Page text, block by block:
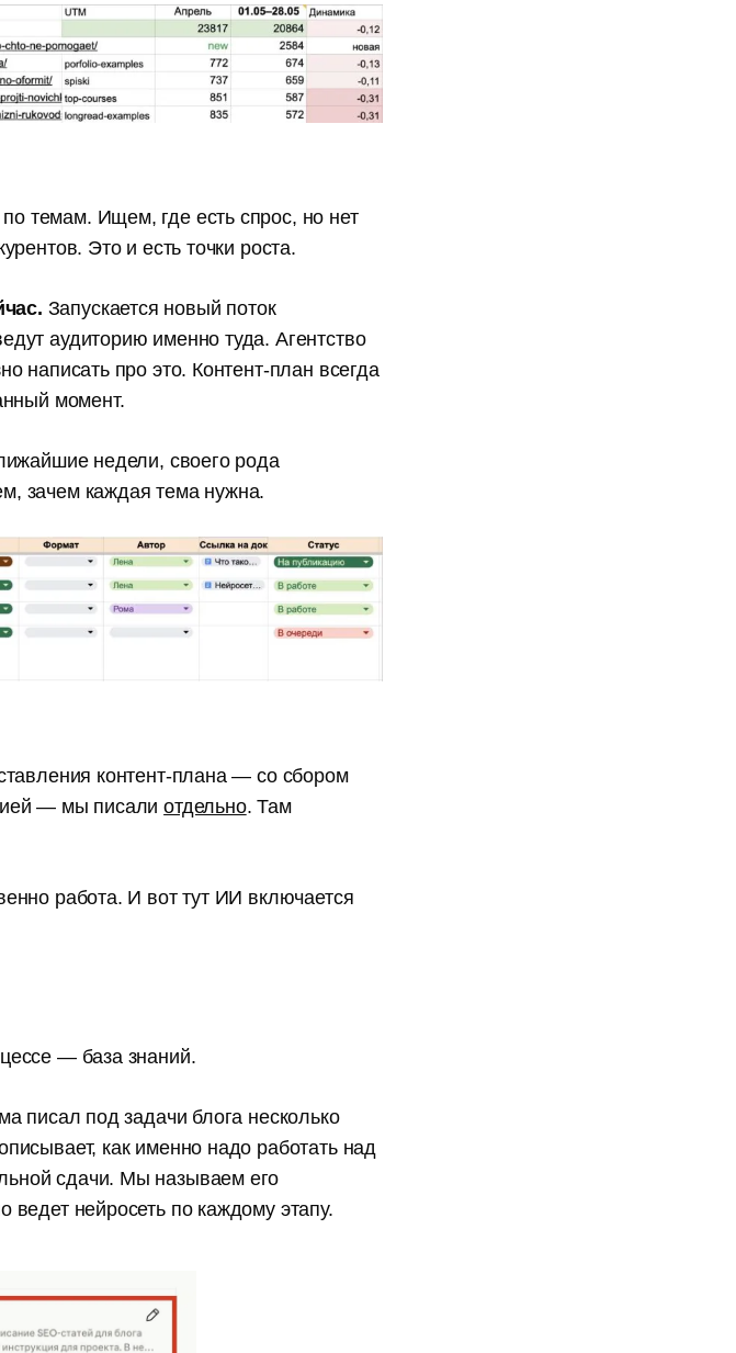
темам. Ищем, где есть спрос, но нет
Это и есть точки роста.
Запускается новый поток
аудиторию именно туда. Агентство
написать про это. Контент-план всегда
момент.
недели, своего рода
зачем каждая тема нужна.
контент-плана — со сбором
— мы писалиотдельно. Там
работа. И вот тут ИИ включается
— база знаний.
писал под задачи блога несколько
как именно надо работать над
сдачи. Мы называем его
ведет нейросеть по каждому этапу.